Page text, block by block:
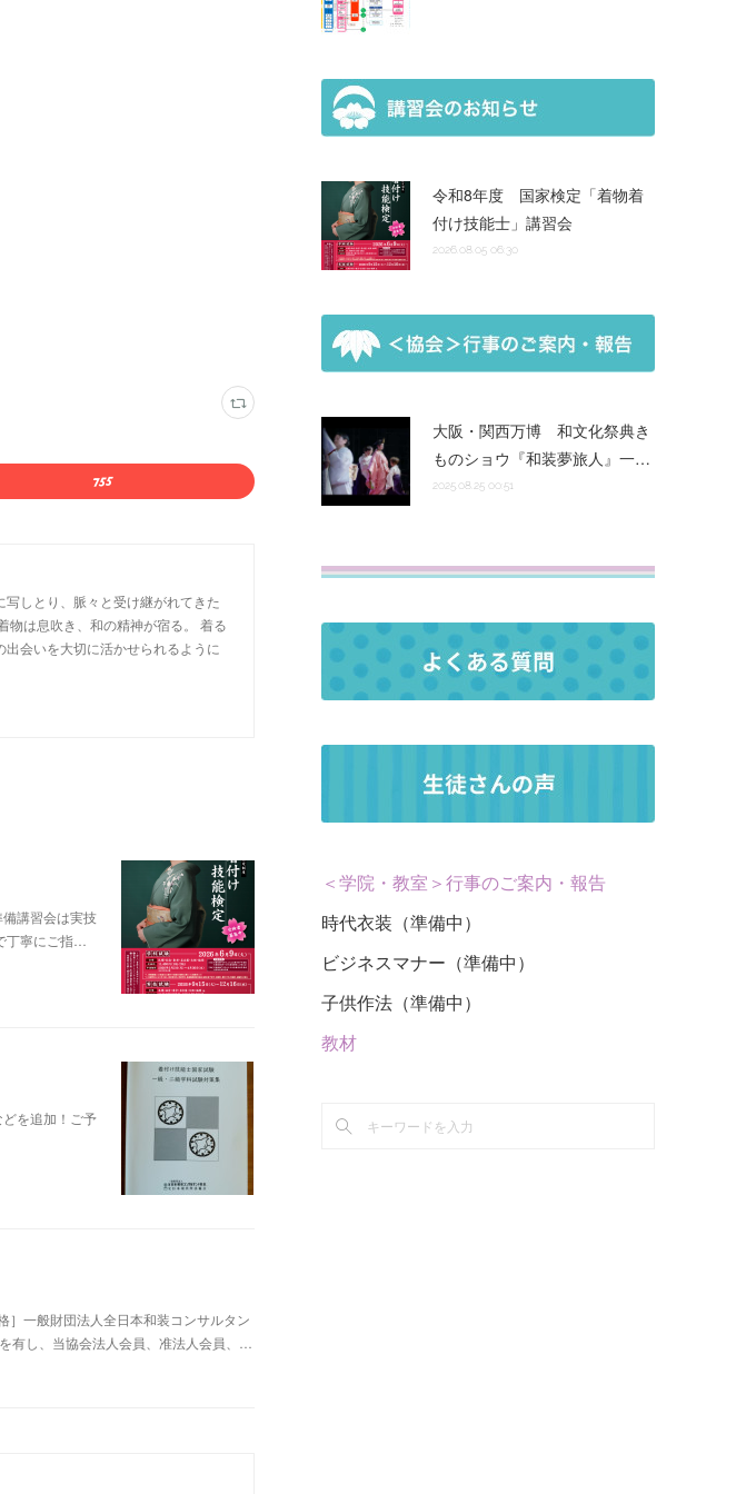
しとり、脈々と受け継がれてきた
は息吹き、和の精神が宿る。 着る
会いを大切に活かせられるように
講習会は実技
寧にご指…
を追加！ご予
］一般財団法人全日本和装コンサルタン
有し、当協会法人会員、准法人会員、…
令和8年度 国家検定「着物着
付け技能士」講習会
2026.08.05 06:30
大阪・関西万博 和文化祭典き
ものショウ『和装夢旅人』一…
2025.08.25 00:51
＜学院・教室＞行事のご案内・報告
時代衣装（準備中）
ビジネスマナー（準備中）
子供作法（準備中）
教材